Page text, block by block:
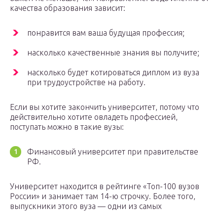
качества образования зависит:
понравится вам ваша будущая профессия;
насколько качественные знания вы получите;
насколько будет котироваться диплом из вуза
при трудоустройстве на работу.
Если вы хотите закончить университет, потому что
действительно хотите овладеть профессией,
поступать можно в такие вузы:
Финансовый университет при правительстве
РФ.
Университет находится в рейтинге «Топ-100 вузов
России» и занимает там 14-ю строчку. Более того,
выпускники этого вуза — одни из самых